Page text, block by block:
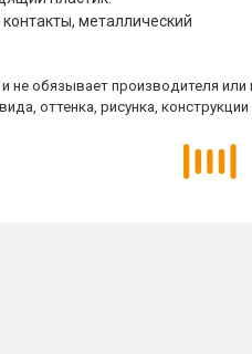
металлический
обязывает производителя
оттенка, рисунка,